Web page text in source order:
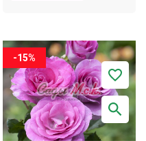
-15%